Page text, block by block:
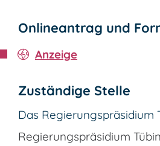
Onlineantrag und
Anzeige
Zuständige Stelle
Das Regierungspräsidium
Regierungspräsidium